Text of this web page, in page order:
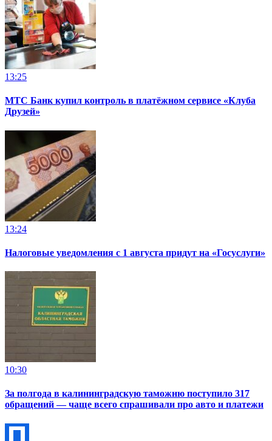
13:25
МТС Банк купил контроль в платёжном сервисе «Клуба
Друзей»
13:24
Налоговые уведомления с 1 августа придут на «Госуслуги»
10:30
За полгода в калининградскую таможню поступило 317
обращений — чаще всего спрашивали про авто и платежи